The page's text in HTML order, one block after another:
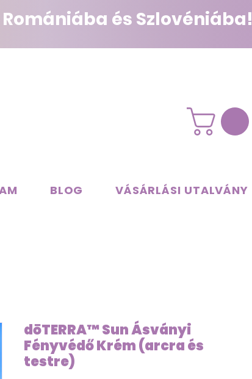
és Szlovéniába!
BLOG VÁSÁRLÁSI UTALVÁNY
dōTERRA™ Sun Ásványi
Fényvédő Krém (arcra és
testre)